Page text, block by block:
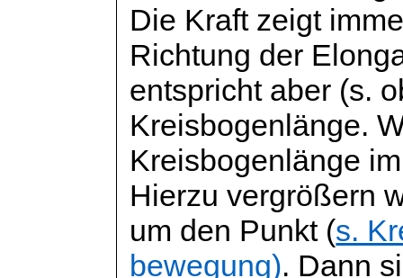
Die Kraft zeigt
Richtung der
entspricht aber (s.
Kreisbogenlänge.
Kreisbogenlänge
Hierzu vergrößern
um den Punkt (s.
bewegung). Dann